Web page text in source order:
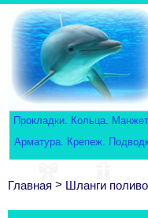
Прокладки. Кольца.
Арматура. Крепеж.
Главная > Шланги